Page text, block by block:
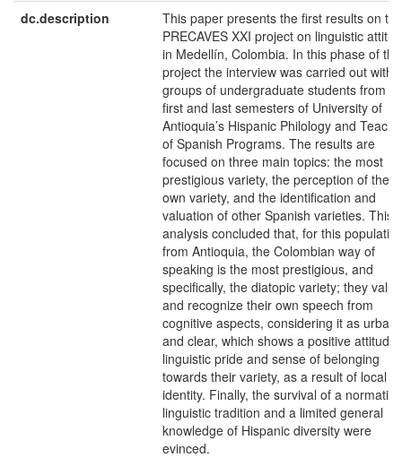
dc.description
This paper presents the first results on the
PRECAVES XXI project on linguistic
in Medellín, Colombia. In this phase of the
project the interview was carried out with
groups of undergraduate students from
first and last semesters of University of
Antioquia’s Hispanic Philology and
of Spanish Programs. The results are
focused on three main topics: the most
prestigious variety, the perception of their
own variety, and the identification and
valuation of other Spanish varieties. This
analysis concluded that, for this
from Antioquia, the Colombian way of
speaking is the most prestigious, and
specifically, the diatopic variety; they value
and recognize their own speech from
cognitive aspects, considering it as urban
and clear, which shows a positive attitude,
linguistic pride and sense of belonging
towards their variety, as a result of local
identity. Finally, the survival of a normative
linguistic tradition and a limited general
knowledge of Hispanic diversity were
evinced.